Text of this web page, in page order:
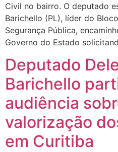
Civil no bairro. O deputado
Barichello (PL), líder do
Segurança Pública,
Governo do Estado
Deputado
Barichello
audiência
valorização
em Curitiba